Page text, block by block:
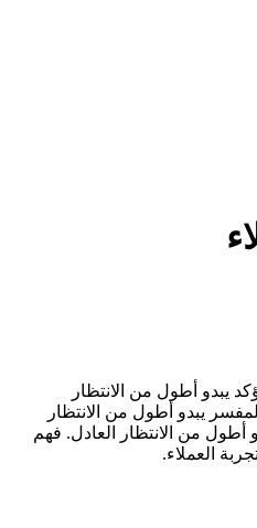
يبدو أطول من الانتظار
يبدو أطول من الانتظار
أطول من الانتظار العادل. فهم
العملاء.